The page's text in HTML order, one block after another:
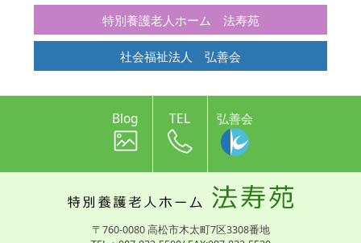
特別養護老人ホーム 法寿苑
社会福祉法人 弘善会
Blog TEL 弘善会
〒760-0080 高松市木太町7区3308番地